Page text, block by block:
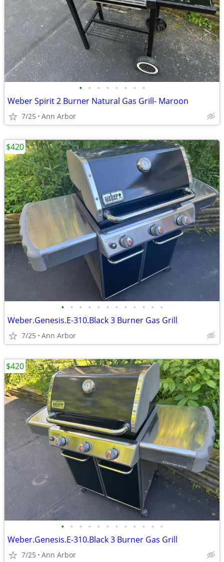
• • • • • • • •
Weber Spirit 2 Burner Natural Gas Grill- Maroon
7/25 Ann Arbor
• • • • • • • • • • • •
Weber.Genesis.E-310.Black 3 Burner Gas Grill
7/25 Ann Arbor
$420
• • • • • • • • • • • •
Weber.Genesis.E-310.Black 3 Burner Gas Grill
7/25 Ann Arbor
$420